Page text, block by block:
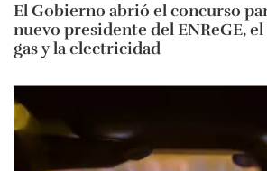
El Gobierno abrió el concurso
nuevo presidente del ENReGE,
gas y la electricidad